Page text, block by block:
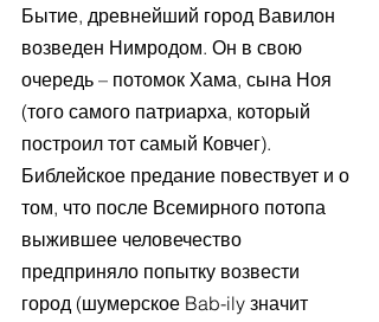
Бытие, древнейший город Вавилон
возведен Нимродом. Он в свою
очередь – потомок Хама, сына Ноя
(того самого патриарха, который
построил тот самый Ковчег).
Библейское предание повествует и о
том, что после Всемирного потопа
выжившее человечество
предприняло попытку возвести
город (шумерское Bab-ily значит